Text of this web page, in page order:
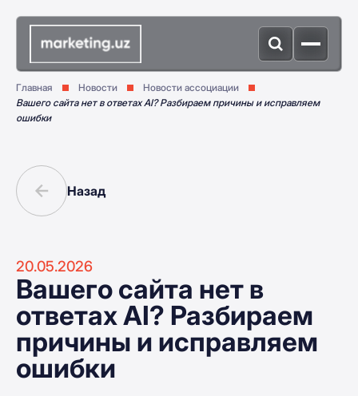
Главная Новости
Новости ассоциации
Вашего сайта нет в ответах AI? Разбираем причины и исправляем
ошибки
Назад
20.05.2026
Вашего сайта нет в
ответах AI? Разбираем
причины и исправляем
ошибки